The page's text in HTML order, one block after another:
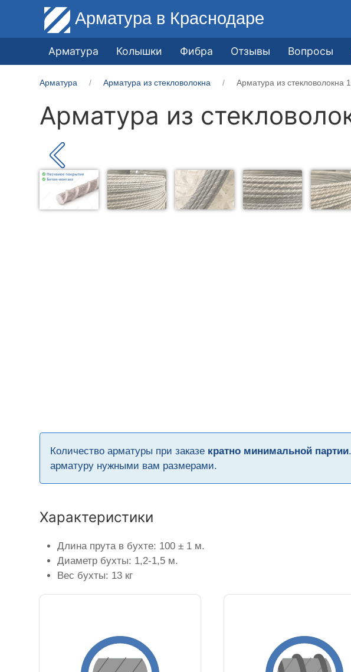
Арматура в Краснодаре
Арматура Колышки Фибра Отзывы Вопросы
Арматура Арматура из стекловолокна Арматура из стекловолокна
Арматура из
Количество арматуры при заказе кратно минимальной партии
арматуру нужными вам размерами.
Характеристики
Длина прута в бухте: 100 ± 1 м.
Диаметр бухты: 1,2-1,5 м.
Вес бухты: 13 кг